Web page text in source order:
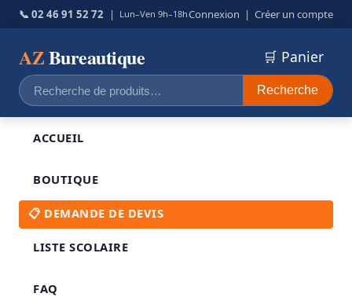
📞 02 46 91 52 72 | Lun–Ven 9h–18hConnexion | Créer un compte
AZBureautique
Recherche
pour :
Recherche
🛒 Panier
ACCUEIL
BOUTIQUE
📋 DEMANDE DE DEVIS
LISTE SCOLAIRE
FAQ